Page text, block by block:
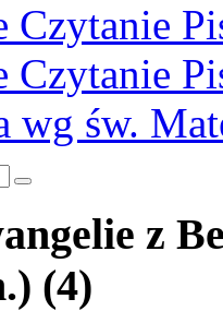
Czytanie
Czytanie
wg św.
z
(4)